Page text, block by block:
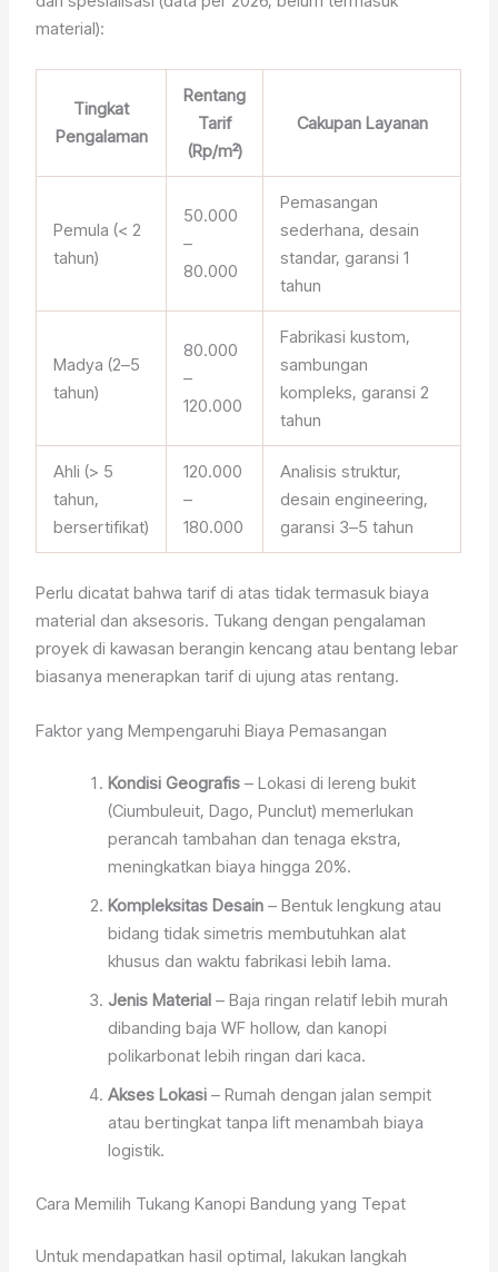
material):
Tingkat
Pengalaman
Rentang
Tarif
(Rp/m²)
Cakupan Layanan
Pemula (< 2
tahun)
50.000
–
80.000
Pemasangan
sederhana, desain
standar, garansi 1
tahun
Madya (2–5
tahun)
80.000
–
120.000
Fabrikasi kustom,
sambungan
kompleks, garansi 2
tahun
Ahli (> 5
tahun,
bersertifikat)
120.000
–
180.000
Analisis struktur,
desain engineering,
garansi 3–5 tahun
Perlu dicatat bahwa tarif di atas tidak termasuk biaya
material dan aksesoris. Tukang dengan pengalaman
proyek di kawasan berangin kencang atau bentang lebar
biasanya menerapkan tarif di ujung atas rentang.
Faktor yang Mempengaruhi Biaya Pemasangan
Kondisi Geografis – Lokasi di lereng bukit
(Ciumbuleuit, Dago, Punclut) memerlukan
perancah tambahan dan tenaga ekstra,
meningkatkan biaya hingga 20%.
Kompleksitas Desain – Bentuk lengkung atau
bidang tidak simetris membutuhkan alat
khusus dan waktu fabrikasi lebih lama.
Jenis Material – Baja ringan relatif lebih murah
dibanding baja WF hollow, dan kanopi
polikarbonat lebih ringan dari kaca.
Akses Lokasi – Rumah dengan jalan sempit
atau bertingkat tanpa lift menambah biaya
logistik.
Cara Memilih Tukang Kanopi Bandung yang Tepat
Untuk mendapatkan hasil optimal, lakukan langkah